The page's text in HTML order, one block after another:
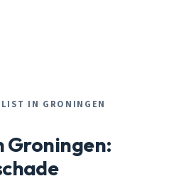
IN GRONINGEN
Groningen: